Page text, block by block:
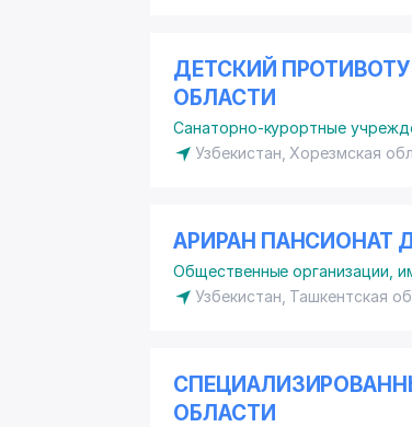
ДЕТСКИЙ
ОБЛАСТИ
Санаторно-курортные
Узбекистан, Хорезмская
АРИРАН ПАНСИОНАТ
Общественные организации,
Узбекистан, Ташкентская
ОБЛАСТИ